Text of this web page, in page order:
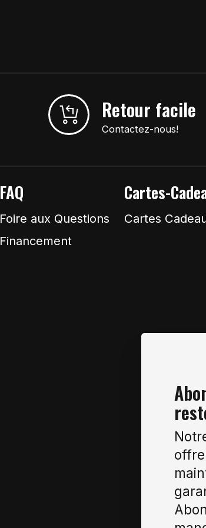
Retour facile
Contactez-nous!
FAQ
Foire aux Questions
Financement
Cartes-
Cartes